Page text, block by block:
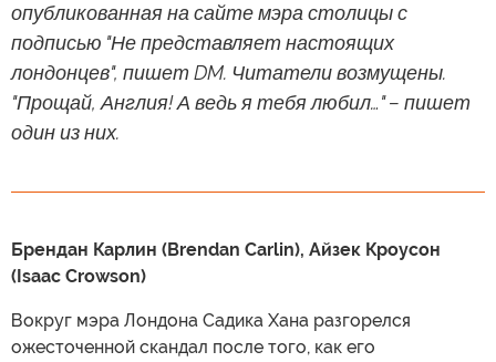
опубликованная на сайте мэра столицы с
подписью "Не представляет настоящих
лондонцев", пишет DM. Читатели возмущены.
"Прощай, Англия! А ведь я тебя любил…" – пишет
один из них.
Брендан Карлин (Brendan Carlin), Айзек Кроусон
(Isaac Crowson)
Вокруг мэра Лондона Садика Хана разгорелся
ожесточенной скандал после того, как его